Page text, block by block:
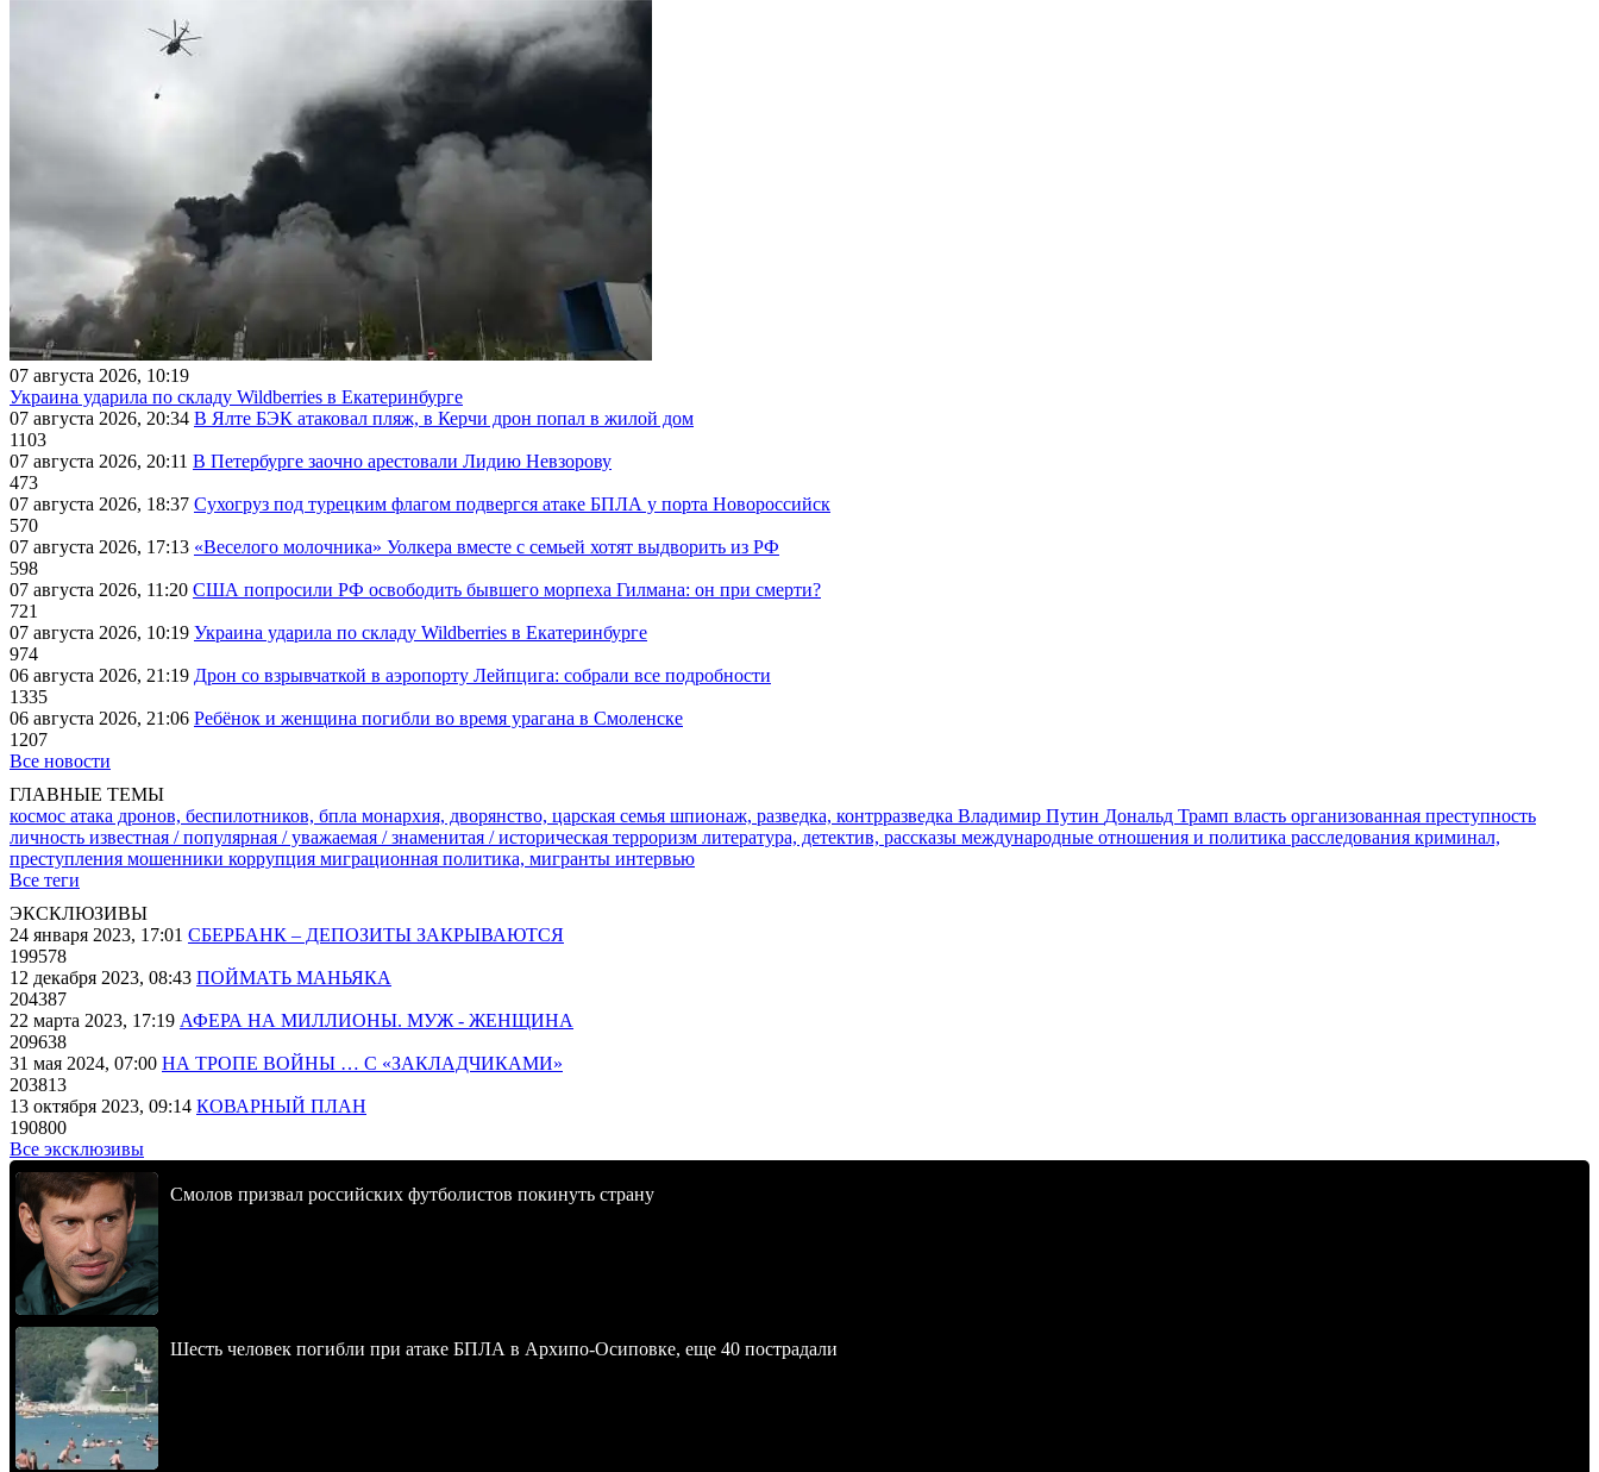
07 августа 2026, 10:19
Украина ударила по складу Wildberries в Екатеринбурге
07 августа 2026, 20:34 В Ялте БЭК атаковал пляж, в Керчи дрон попал в жилой дом
1103
07 августа 2026, 20:11 В Петербурге заочно арестовали Лидию Невзорову
473
07 августа 2026, 18:37 Сухогруз под турецким флагом подвергся атаке БПЛА у порта Новороссийск
570
07 августа 2026, 17:13 «Веселого молочника» Уолкера вместе с семьей хотят выдворить из РФ
598
07 августа 2026, 11:20 США попросили РФ освободить бывшего морпеха Гилмана: он при смерти?
721
07 августа 2026, 10:19 Украина ударила по складу Wildberries в Екатеринбурге
974
06 августа 2026, 21:19 Дрон со взрывчаткой в аэропорту Лейпцига: собрали все подробности
1335
06 августа 2026, 21:06 Ребёнок и женщина погибли во время урагана в Смоленске
1207
Все новости
ГЛАВНЫЕ ТЕМЫ
космос атака дронов, беспилотников, бпла монархия, дворянство, царская семья шпионаж, разведка, контрразведка Владимир Путин Дональд Трамп власть организованная преступность
личность известная / популярная / уважаемая / знаменитая / историческая терроризм литература, детектив, рассказы международные отношения и политика расследования криминал,
преступления мошенники коррупция миграционная политика, мигранты интервью
Все теги
ЭКСКЛЮЗИВЫ
24 января 2023, 17:01 СБЕРБАНК – ДЕПОЗИТЫ ЗАКРЫВАЮТСЯ
199578
12 декабря 2023, 08:43 ПОЙМАТЬ МАНЬЯКА
204387
22 марта 2023, 17:19 АФЕРА НА МИЛЛИОНЫ. МУЖ - ЖЕНЩИНА
209638
31 мая 2024, 07:00 НА ТРОПЕ ВОЙНЫ … С «ЗАКЛАДЧИКАМИ»
203813
13 октября 2023, 09:14 КОВАРНЫЙ ПЛАН
190800
Все эксклюзивы
Смолов призвал российских футболистов покинуть страну
Шесть человек погибли при атаке БПЛА в Архипо-Осиповке, еще 40 пострадали